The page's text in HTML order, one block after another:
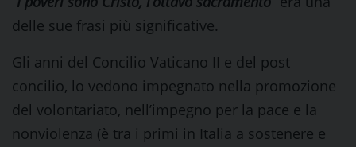
delle sue frasi più significative.
Gli anni del Concilio Vaticano II e del post
concilio, lo vedono impegnato nella promozione
del volontariato, nell’impegno per la pace e la
nonviolenza (è tra i primi in Italia a sostenere e